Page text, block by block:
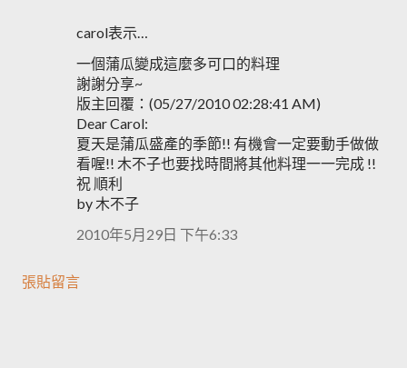
carol表示…
一個蒲瓜變成這麼多可口的料理
謝謝分享~
版主回覆：(05/27/2010 02:28:41 AM)
Dear Carol:
夏天是蒲瓜盛產的季節!! 有機會一定要動手做做
看喔!! 木不子也要找時間將其他料理一一完成 !!
祝 順利
by 木不子
2010年5月29日 下午6:33
張貼留言